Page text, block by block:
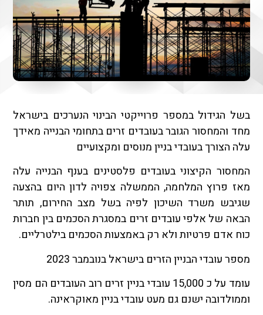
בשל הגידול במספר פרוייקטי הבינוי הנערכים בישראל
מחד והמחסור הגובר בעובדים זרים בתחומי הבנייה מאידך
עלה הצורך בעובדי בניין מנוסים ומקצועיים
המחסור הקיצוני בעובדים פלסטינים בענף הבנייה עלה
מאז פרוץ המלחמה, הממשלה צפויה לדון היום בהצעה
שגיבש משרד השיכון לפיה בשל מצב החירום, תותר
הבאה של אלפי עובדים זרים במסגרת הסכמים בין חברות
כוח אדם פרטיות ולא רק באמצעות הסכמים בילטרליים.
מספר עובדי הבניין הזרים בישראל בנובמבר 2023
עומד על כ 15,000 עובדי בניין זרים רוב העובדים הם מסין
וממולדובה ישנם גם מעט עובדי בניין מאוקראינה.